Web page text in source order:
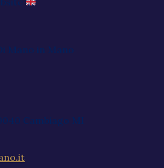
Mano in Mano
Cambiago MI